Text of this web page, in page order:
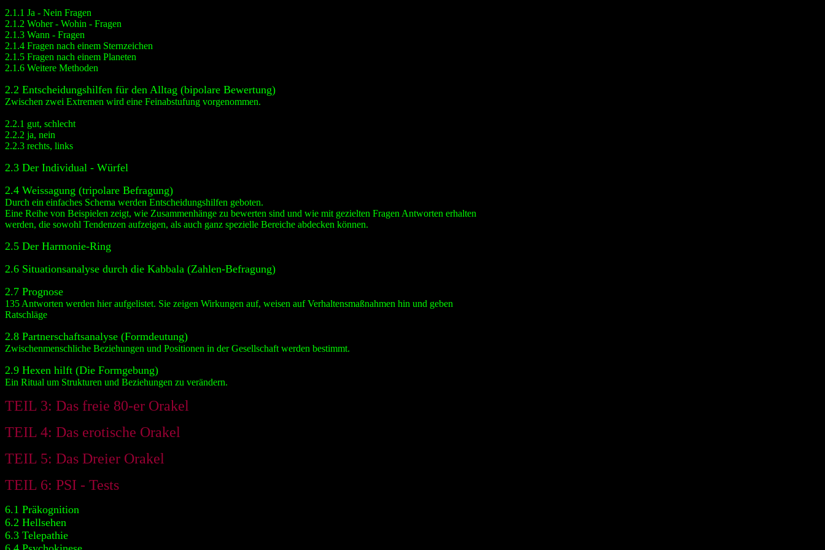
2.1.1 Ja - Nein Fragen
2.1.2 Woher - Wohin - Fragen
2.1.3 Wann - Fragen
2.1.4 Fragen nach einem Sternzeichen
2.1.5 Fragen nach einem Planeten
2.1.6 Weitere Methoden
2.2 Entscheidungshilfen für den Alltag (bipolare Bewertung)
Zwischen zwei Extremen wird eine Feinabstufung vorgenommen.
2.2.1 gut, schlecht
2.2.2 ja, nein
2.2.3 rechts, links
2.3 Der Individual - Würfel
2.4 Weissagung (tripolare Befragung)
Durch ein einfaches Schema werden Entscheidungshilfen geboten.
Eine Reihe von Beispielen zeigt, wie Zusammenhänge zu bewerten sind und wie mit gezielten Fragen Antworten erhalten
werden, die sowohl Tendenzen aufzeigen, als auch ganz spezielle Bereiche abdecken können.
2.5 Der Harmonie-Ring
2.6 Situationsanalyse durch die Kabbala (Zahlen-Befragung)
2.7 Prognose
135 Antworten werden hier aufgelistet. Sie zeigen Wirkungen auf, weisen auf Verhaltensmaßnahmen hin und geben
Ratschläge
2.8 Partnerschaftsanalyse (Formdeutung)
Zwischenmenschliche Beziehungen und Positionen in der Gesellschaft werden bestimmt.
2.9 Hexen hilft (Die Formgebung)
Ein Ritual um Strukturen und Beziehungen zu verändern.
TEIL 3: Das freie 80-er Orakel
TEIL 4: Das erotische Orakel
TEIL 5: Das Dreier Orakel
TEIL 6: PSI - Tests
6.1 Präkognition
6.2 Hellsehen
6.3 Telepathie